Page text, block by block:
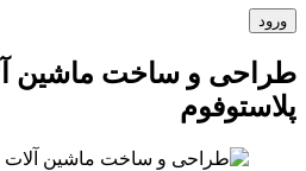
طراحی و ساخت ماشین
پلاستوفوم